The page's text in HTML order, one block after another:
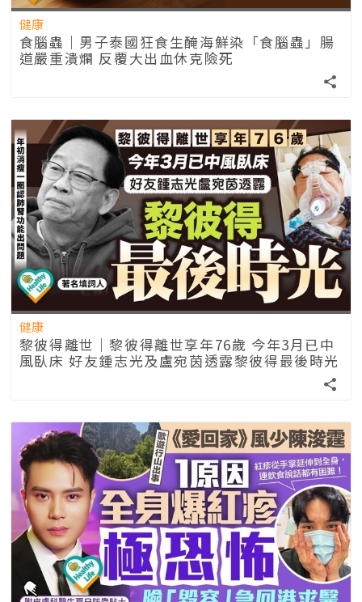
健康
食腦蟲｜男子泰國狂食生醃海鮮染「食腦蟲」腸
道嚴重潰爛 反覆大出血休克險死
健康
黎彼得離世｜黎彼得離世享年76歲 今年3月已中
風臥床 好友鍾志光及盧宛茵透露黎彼得最後時光